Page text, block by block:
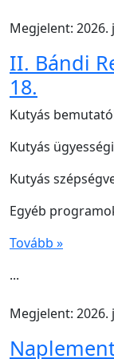
Megjelent: 2026.
II. Bándi
18.
Kutyás
Kutyás
Kutyás
Egyéb
Tovább »
...
Megjelent: 2026.